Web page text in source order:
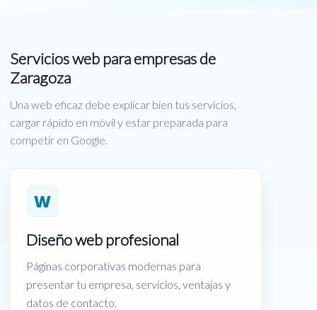
Servicios web para empresas de
Zaragoza
Una web eficaz debe explicar bien tus servicios,
cargar rápido en móvil y estar preparada para
competir en Google.
W
Diseño web profesional
Páginas corporativas modernas para
presentar tu empresa, servicios, ventajas y
datos de contacto.